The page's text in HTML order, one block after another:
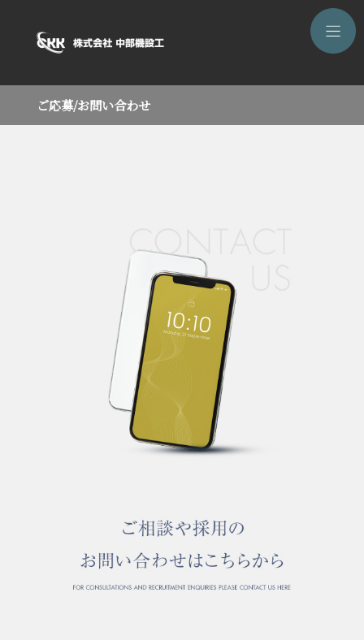
ご応募/お問い合わせ